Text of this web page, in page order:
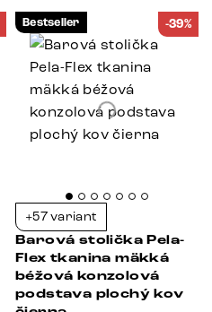
Bestseller -39%
+57 variant
Barová stolička Pela-
Flex tkanina mäkká
béžová konzolová
podstava plochý kov